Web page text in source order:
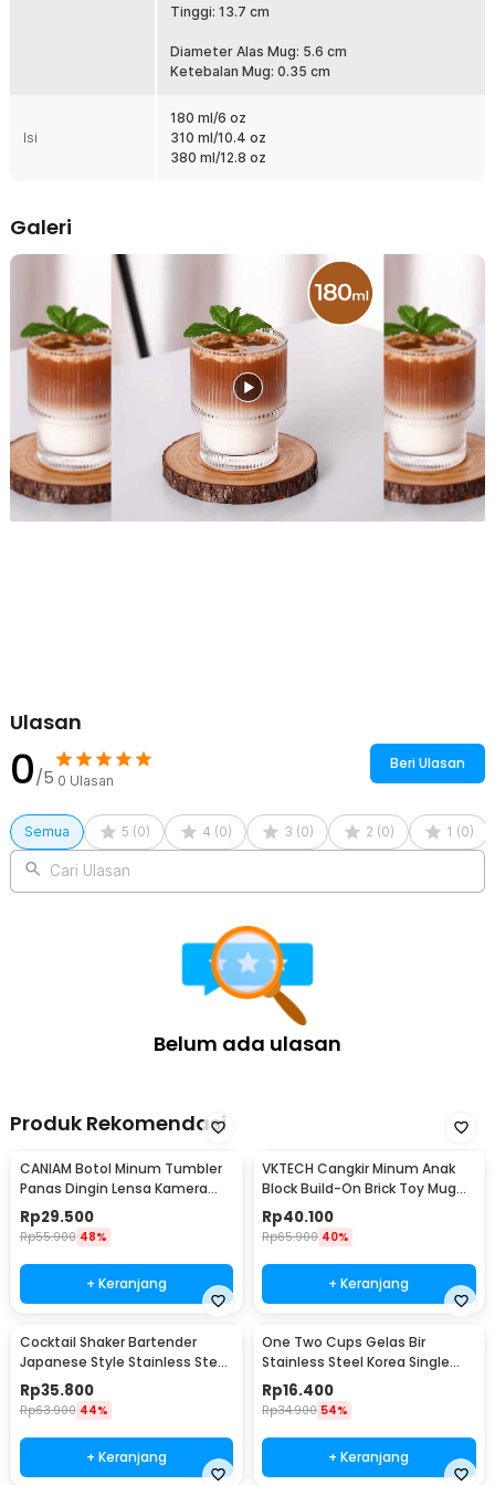
tampilan modern sekaligus unik saat digenggam. Sangat cocok
Tampilan Minuman Lebih Menarik
cantik dan menggugah selera. Cocok digunakan untuk latte, kopi
susu, teh, hingga cocktail karena gradasi warna minuman terlihat
jelas. Sangat pas untuk kebutuhan home café, konten foto, maupun
Kaca Tebal Berkualitas dan Tahan Suhu
Terbuat dari bahan kaca tebal berkualitas yang mampu menahan
suhu panas maupun dingin. Aman digunakan untuk menu panas
seperti kopi atau teh tanpa mudah retak. Materialnya juga kokoh
untuk penggunaan harian dalam jangka panjang.
Nyaman Digenggam dan Mudah Disusun
Bentuk gelas yang mengecil di bagian bawah membuatnya lebih
nyaman digenggam dan tidak mudah licin. Desainnya juga
memungkinkan gelas disusun dengan rapi seperti puzzle, sehingga
menghemat tempat penyimpanan. Fungsional sekaligus estetik
untuk dapur minimalis.
Pilihan Kapasitas Sesuai Kebutuhan
Tersedia dalam 3 pilihan kapasitas, mulai dari kecil hingga besar,
sehingga bisa disesuaikan dengan jenis minuman favorit Anda.
Cocok untuk penggunaan pribadi, keluarga, maupun sebagai kado
Tinggi: 13.7 cm
Diameter Alas Mug: 5.6 cm
Ketebalan Mug: 0.35 cm
Isi
180 ml/6 oz
310 ml/10.4 oz
380 ml/12.8 oz
Galeri
Ulasan
0/5 0 Ulasan
Beri Ulasan
Semua 5 (0) 4 (0) 3 (0) 2 (0) 1 (0)
Cari Ulasan
Belum ada ulasan
Produk Rekomendasi
CANIAM Botol Minum Tumbler
Panas Dingin Lensa Kamera
24-105mm 400ml
Rp29.500
Rp55.900 48%
+ Keranjang
VKTECH Cangkir Minum Anak
Block Build-On Brick Toy Mug
350ml - 936SN
Rp40.100
Rp65.900 40%
+ Keranjang
Cocktail Shaker Bartender
Japanese Style Stainless Steel
200ml
Rp35.800
Rp63.900 44%
+ Keranjang
One Two Cups Gelas Bir
Stainless Steel Korea Single
Wall Glass 180ml - J070
Rp16.400
Rp34.900 54%
+ Keranjang